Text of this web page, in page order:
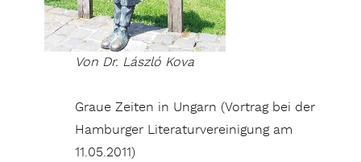
Von Dr. László Kova
Graue Zeiten in Ungarn (Vortrag bei der
Hamburger Literaturvereinigung am
11.05.2011)